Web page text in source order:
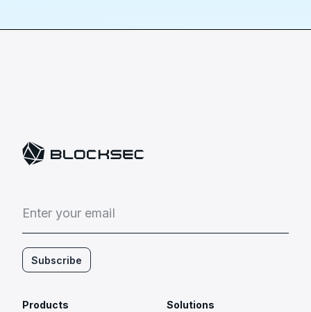
Enter your email
Subscribe
Products
Solutions